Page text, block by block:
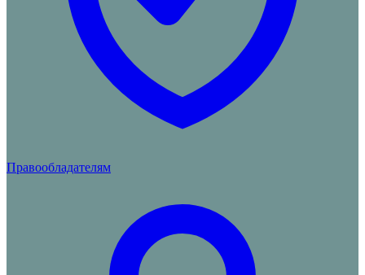
Правообладателям